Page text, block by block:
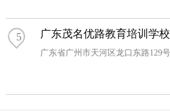
5 广东茂名优路教育培训学校